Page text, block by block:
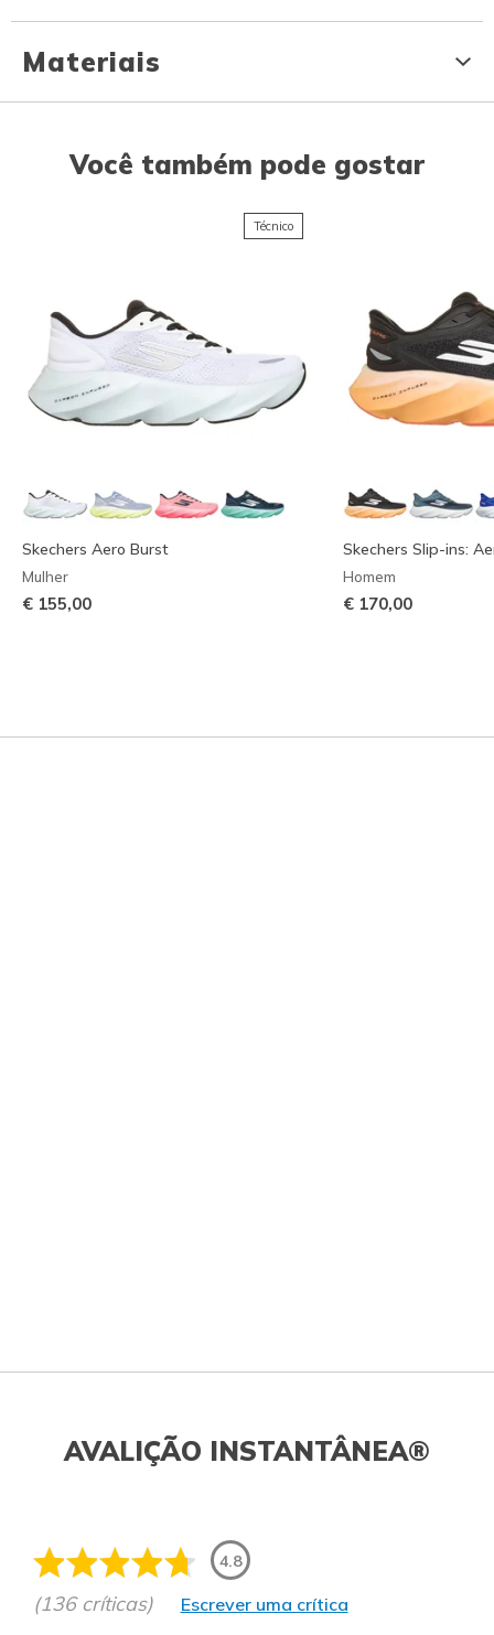
Materiais
Você também pode gostar
Técnico
Skechers Aero Burst
Mulher
€ 155,00
Skechers Slip-ins:
Homem
€ 170,00
AVALIÇÃO INSTANTÂNEA®
4.8
(136 críticas) Escrever uma crítica